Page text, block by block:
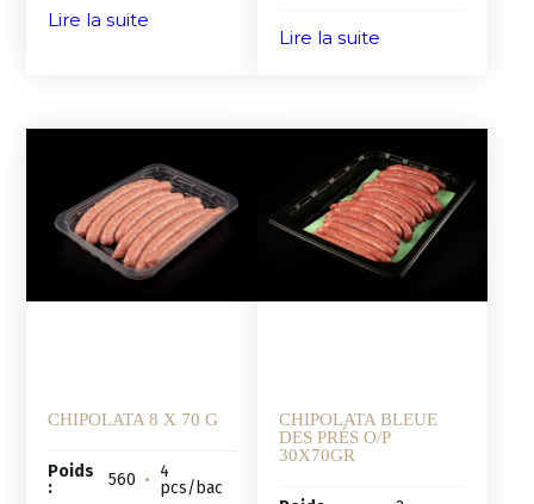
Lire la suite
Lire la suite
CHIPOLATA 8 X 70 G
Poids
:
560 • 4
pcs/bac
CHIPOLATA BLEUE
DES PRÉS O/P
30X70GR